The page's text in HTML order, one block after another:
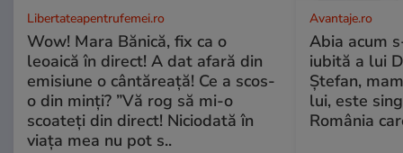
Libertateapentrufemei.ro
Wow! Mara Bănică, fix ca o
leoaică în direct! A dat afară din
emisiune o cântăreață! Ce a scos-
o din minți? ”Vă rog să mi-o
scoateți din direct! Niciodată în
viața mea nu pot s..
Avantaje.ro
Abia acum
iubită a lui
Ștefan,
lui, este
România